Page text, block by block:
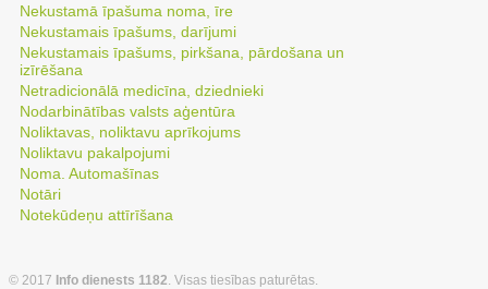
Nekustamā īpašuma noma, īre
Nekustamais īpašums, darījumi
Nekustamais īpašums, pirkšana, pārdošana un
izīrēšana
Netradicionālā medicīna, dziednieki
Nodarbinātības valsts aģentūra
Noliktavas, noliktavu aprīkojums
Noliktavu pakalpojumi
Noma. Automašīnas
Notāri
Notekūdeņu attīrīšana
© 2017 Info dienests 1182 . Visas tiesības paturētas.